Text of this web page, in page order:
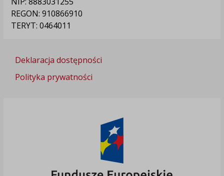
REGON: 910866910
TERYT: 0464011
Deklaracja dostępności
Polityka prywatności